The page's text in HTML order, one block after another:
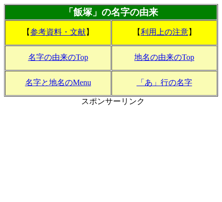
「飯塚」の名字の由来
【参考資料・文献】 【利用上の注意】
名字の由来のTop 地名の由来のTop
名字と地名のMenu 「あ」行の名字
スポンサーリンク